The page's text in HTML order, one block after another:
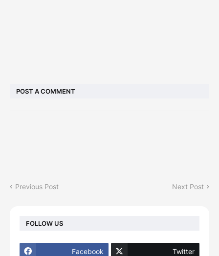
POST A COMMENT
Previous Post Next Post
FOLLOW US
Facebook Twitter